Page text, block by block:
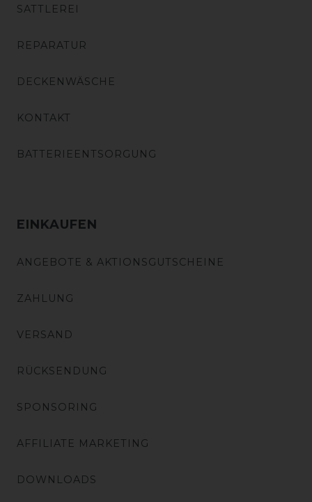
SATTLEREI
REPARATUR
DECKENWÄSCHE
KONTAKT
BATTERIEENTSORGUNG
EINKAUFEN
ANGEBOTE & AKTIONSGUTSCHEINE
ZAHLUNG
VERSAND
RÜCKSENDUNG
SPONSORING
AFFILIATE MARKETING
DOWNLOADS